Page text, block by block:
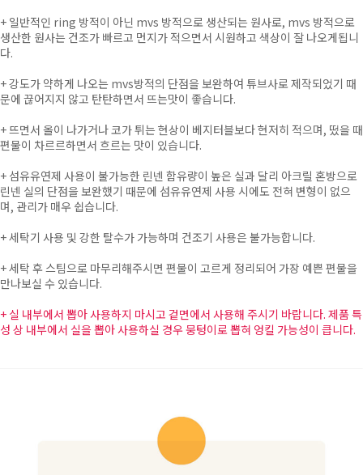
+ 일반적인 ring 방적이 아닌 mvs 방적으로 생산되는 원사로, mvs 방적으로
생산한 원사는 건조가 빠르고 먼지가 적으면서 시원하고 색상이 잘 나오게됩니
다.
+ 강도가 약하게 나오는 mvs방적의 단점을 보완하여 튜브사로 제작되었기 때
문에 끊어지지 않고 탄탄하면서 뜨는맛이 좋습니다.
+ 뜨면서 올이 나가거나 코가 튀는 현상이 베지터블보다 현저히 적으며, 떴을 때
편물이 차르르하면서 흐르는 맛이 있습니다.
+ 섬유유연제 사용이 불가능한 린넨 함유량이 높은 실과 달리 아크릴 혼방으로
린넨 실의 단점을 보완했기 때문에 섬유유연제 사용 시에도 전혀 변형이 없으
며, 관리가 매우 쉽습니다.
+ 세탁기 사용 및 강한 탈수가 가능하며 건조기 사용은 불가능합니다.
+ 세탁 후 스팀으로 마무리해주시면 편물이 고르게 정리되어 가장 예쁜 편물을
만나보실 수 있습니다.
+ 실 내부에서 뽑아 사용하지 마시고 겉면에서 사용해 주시기 바랍니다. 제품 특
성 상 내부에서 실을 뽑아 사용하실 경우 뭉텅이로 뽑혀 엉킬 가능성이 큽니다.